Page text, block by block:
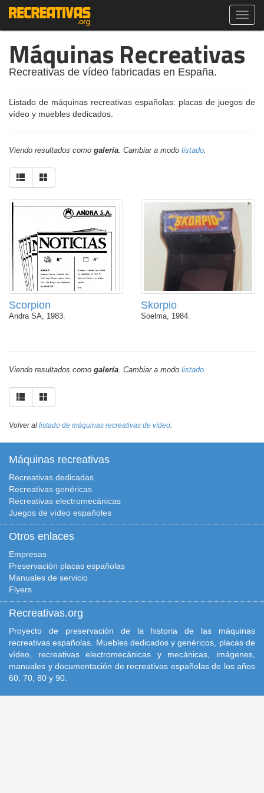
Máquinas Recreativas
Recreativas de vídeo fabricadas en España.
Listado de máquinas recreativas españolas: placas de juegos de
vídeo y muebles dedicados.
Viendo resultados como galería. Cambiar a modo listado.
Scorpion
Andra SA, 1983.
Skorpio
Soelma, 1984.
Viendo resultados como galería. Cambiar a modo listado.
Volver al listado de máquinas recreativas de vídeo.
Máquinas recreativas
Recreativas dedicadas
Recreativas genéricas
Recreativas electromecánicas
Juegos de vídeo españoles
Otros enlaces
Empresas
Preservación placas españolas
Manuales de servicio
Flyers
Recreativas.org
Proyecto de preservación de la historia de las máquinas
recreativas españolas. Muebles dedicados y genéricos, placas de
vídeo, recreativas electromecánicas y mecánicas, imágenes,
manuales y documentación de recreativas españolas de los años
60, 70, 80 y 90.